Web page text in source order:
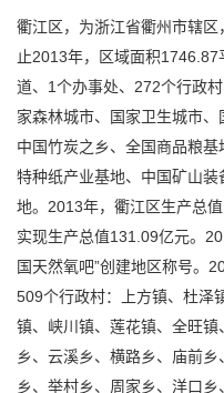
衢江区，为浙江省衢州市辖
止2013年，区域面积
道、1个办事处、272个行政
家森林城市、国家卫生城市、
中国竹炭之乡、全国商品粮
特种纸产业基地、中国矿山
地。2013年，衢江区生产总
实现生产总值131.09亿元。
国天然氧吧”创建地区称号。
509个行政村：上方镇、杜泽
镇、峡川镇、莲花镇、全旺
乡、云溪乡、横路乡、庙前
乡、举村乡、周家乡、洋口乡